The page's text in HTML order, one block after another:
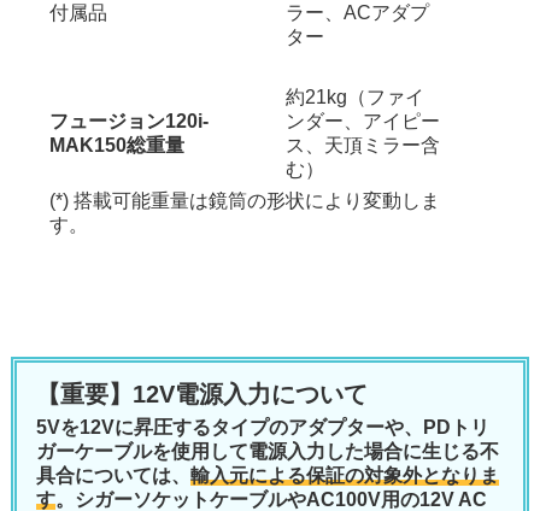
付属品
ラー、ACアダプ
ター
フュージョン120i-
MAK150総重量
約21kg（ファイ
ンダー、アイピー
ス、天頂ミラー含
む）
(*) 搭載可能重量は鏡筒の形状により変動しま
す。
【重要】12V電源入力について
5Vを12Vに昇圧するタイプのアダプターや、PDトリ
ガーケーブルを使用して電源入力した場合に生じる不
具合については、 輸入元による保証の対象外となりま
す。シガーソケットケーブルやAC100V用の12V AC